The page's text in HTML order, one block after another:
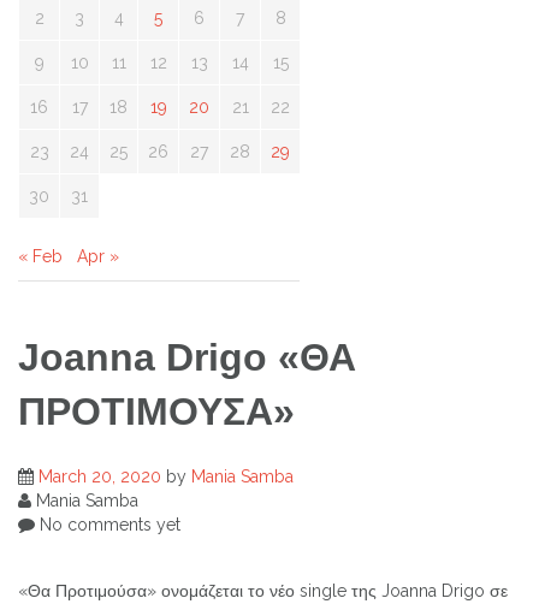
2 3 4 5 6 7 8
9 10 11 12 13 14 15
16 17 18 19 20 21 22
23 24 25 26 27 28 29
30 31
« Feb Apr »
Joanna Drigo «ΘΑ
ΠΡΟΤΙΜΟΥΣΑ»
March 20, 2020 by Mania Samba
Mania Samba
No comments yet
«Θα Προτιμούσα» ονομάζεται το νέο single της Joanna Drigo σε